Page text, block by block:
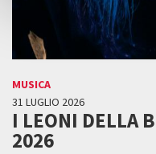
MUSICA
31 LUGLIO 2026
I LEONI DELLA
2026